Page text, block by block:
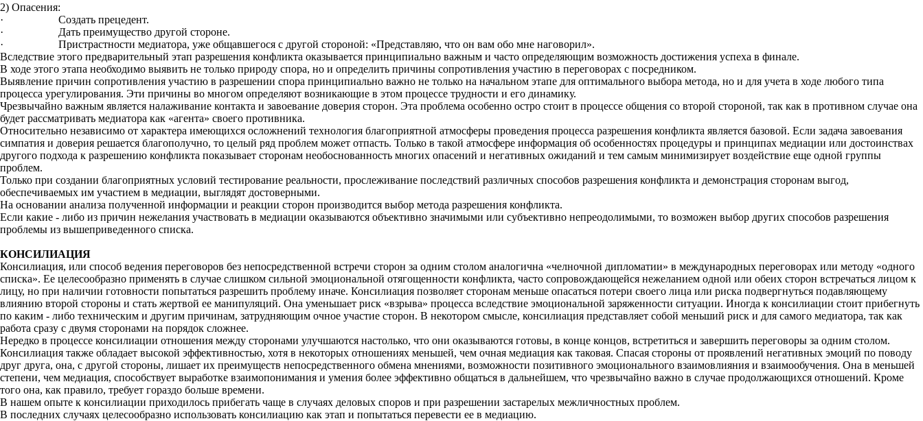
2) Опасения:
· Создать прецедент.
· Дать преимущество другой стороне.
· Пристрастности медиатора, уже общавшегося с другой стороной: «Представляю, что он вам обо мне наговорил».
Вследствие этого предварительный этап разрешения конфликта оказывается принципиально важным и часто определяющим возможность достижения успеха в финале.
В ходе этого этапа необходимо выявить не только природу спора, но и определить причины сопротивления участию в переговорах с посредником.
Выявление причин сопротивления участию в разрешении спора принципиально важно не только на начальном этапе для оптимального выбора метода, но и для учета в ходе любого типа
процесса урегулирования. Эти причины во многом определяют возникающие в этом процессе трудности и его динамику.
Чрезвычайно важным является налаживание контакта и завоевание доверия сторон. Эта проблема особенно остро стоит в процессе общения со второй стороной, так как в противном случае она
будет рассматривать медиатора как «агента» своего противника.
Относительно независимо от характера имеющихся осложнений технология благоприятной атмосферы проведения процесса разрешения конфликта является базовой. Если задача завоевания
симпатия и доверия решается благополучно, то целый ряд проблем может отпасть. Только в такой атмосфере информация об особенностях процедуры и принципах медиации или достоинствах
другого подхода к разрешению конфликта показывает сторонам необоснованность многих опасений и негативных ожиданий и тем самым минимизирует воздействие еще одной группы
проблем.
Только при создании благоприятных условий тестирование реальности, прослеживание последствий различных способов разрешения конфликта и демонстрация сторонам выгод,
обеспечиваемых им участием в медиации, выглядят достоверными.
На основании анализа полученной информации и реакции сторон производится выбор метода разрешения конфликта.
Если какие - либо из причин нежелания участвовать в медиации оказываются объективно значимыми или субъективно непреодолимыми, то возможен выбор других способов разрешения
проблемы из вышеприведенного списка.
КОНСИЛИАЦИЯ
Консилиация, или способ ведения переговоров без непосредственной встречи сторон за одним столом аналогична «челночной дипломатии» в международных переговорах или методу «одного
списка». Ее целесообразно применять в случае слишком сильной эмоциональной отягощенности конфликта, часто сопровождающейся нежеланием одной или обеих сторон встречаться лицом к
лицу, но при наличии готовности попытаться разрешить проблему иначе. Консилиация позволяет сторонам меньше опасаться потери своего лица или риска подвергнуться подавляющему
влиянию второй стороны и стать жертвой ее манипуляций. Она уменьшает риск «взрыва» процесса вследствие эмоциональной заряженности ситуации. Иногда к консилиации стоит прибегнуть
по каким - либо техническим и другим причинам, затрудняющим очное участие сторон. В некотором смысле, консилиация представляет собой меньший риск и для самого медиатора, так как
работа сразу с двумя сторонами на порядок сложнее.
Нередко в процессе консилиации отношения между сторонами улучшаются настолько, что они оказываются готовы, в конце концов, встретиться и завершить переговоры за одним столом.
Консилиация также обладает высокой эффективностью, хотя в некоторых отношениях меньшей, чем очная медиация как таковая. Спасая стороны от проявлений негативных эмоций по поводу
друг друга, она, с другой стороны, лишает их преимуществ непосредственного обмена мнениями, возможности позитивного эмоционального взаимовлияния и взаимообучения. Она в меньшей
степени, чем медиация, способствует выработке взаимопонимания и умения более эффективно общаться в дальнейшем, что чрезвычайно важно в случае продолжающихся отношений. Кроме
того она, как правило, требует гораздо больше времени.
В нашем опыте к консилиации приходилось прибегать чаще в случаях деловых споров и при разрешении застарелых межличностных проблем.
В последних случаях целесообразно использовать консилиацию как этап и попытаться перевести ее в медиацию.